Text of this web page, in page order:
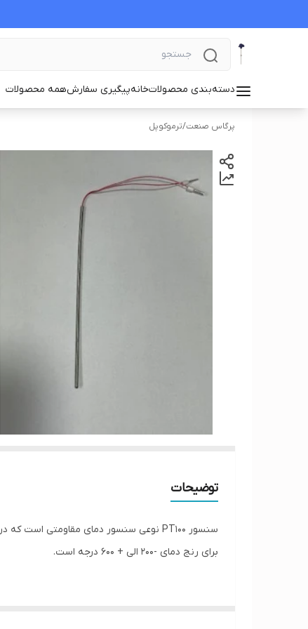
دسته‌بندی محصولاتخانهپیگیری سفارشهمه محصولات
پرگاس صنعت/ترموکوپل
توضیحات
برای رنج دمای -۲۰۰ الی + ۶۰۰ درجه است.